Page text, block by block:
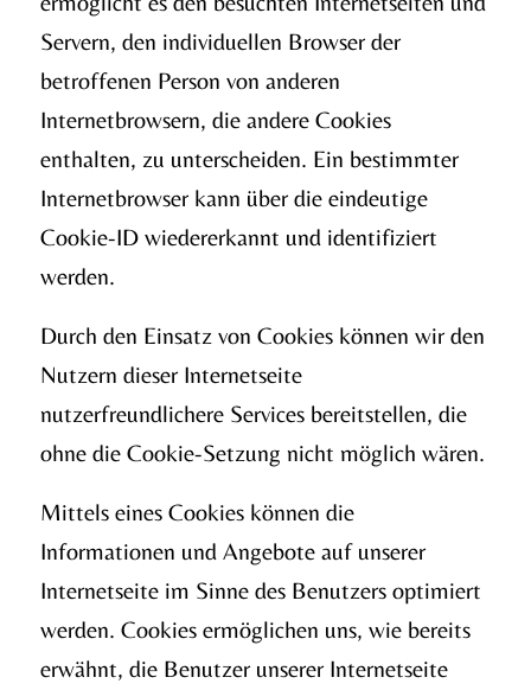
Servern, den individuellen Browser der
betroffenen Person von anderen
Internetbrowsern, die andere Cookies
enthalten, zu unterscheiden. Ein bestimmter
Internetbrowser kann über die eindeutige
Cookie-ID wiedererkannt und identifiziert
werden.
Durch den Einsatz von Cookies können wir den
Nutzern dieser Internetseite
nutzerfreundlichere Services bereitstellen, die
ohne die Cookie-Setzung nicht möglich wären.
Mittels eines Cookies können die
Informationen und Angebote auf unserer
Internetseite im Sinne des Benutzers optimiert
werden. Cookies ermöglichen uns, wie bereits
erwähnt, die Benutzer unserer Internetseite